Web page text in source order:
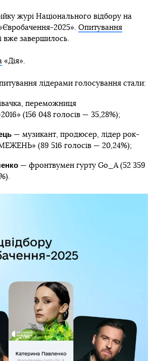
журі Національного відбору на
2025». Опитування
і вже завершилось.
«Дія».
лідерами голосування стали:
переможниця
(156 048 голосів — 35,28%);
— музикант, продюсер, лідер рок-
(89 516 голосів — 20,24%);
— фронтвумен гурту Go_A (52 359